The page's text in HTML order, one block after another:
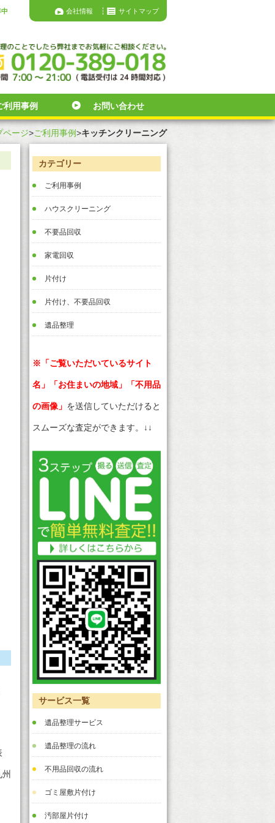
会社情報 サイトマップ
利用事例 お問い合わせ
ページ>ご利用事例>キッチンクリーニング
カテゴリー
ご利用事例
ハウスクリーニング
不要品回収
家電回収
片付け
片付け、不要品回収
遺品整理
※「ご覧いただいているサイト
名」「お住まいの地域」「不用品
の画像」 を送信していただけると
スムーズな査定ができます。↓↓
サービス一覧
遺品整理サービス
遺品整理の流れ
不用品回収の流れ
ゴミ屋敷片付け
汚部屋片付け